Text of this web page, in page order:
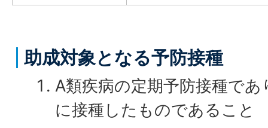
助成対象となる予防接種
A類疾病の定期予防接種で
に接種したものであること